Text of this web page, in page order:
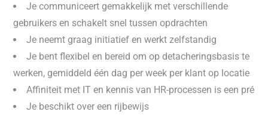
Je communiceert gemakkelijk met verschillende
gebruikers en schakelt snel tussen opdrachten
Je neemt graag initiatief en werkt zelfstandig
Je bent flexibel en bereid om op detacheringsbasis te
werken, gemiddeld één dag per week per klant op locatie
Affiniteit met IT en kennis van HR-processen is een pré
Je beschikt over een rijbewijs